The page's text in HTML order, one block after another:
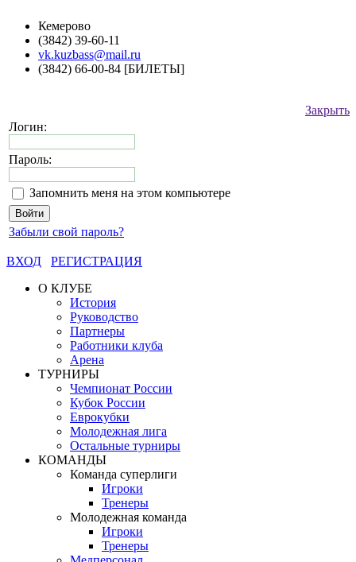
Кемерово
(3842) 39-60-11
vk.kuzbass@mail.ru
(3842) 66-00-84 [БИЛЕТЫ]
Закрыть
Логин:
Пароль:
Запомнить меня на этом компьютере
Забыли свой пароль?
ВХОД
РЕГИСТРАЦИЯ
О КЛУБЕ
История
Руководство
Партнеры
Работники клуба
Арена
ТУРНИРЫ
Чемпионат России
Кубок России
Еврокубки
Молодежная лига
Остальные турниры
КОМАНДЫ
Команда суперлиги
Игроки
Тренеры
Молодежная команда
Игроки
Тренеры